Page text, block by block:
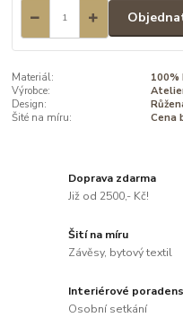
Materiál:
100%
Výrobce:
Design:
Šité na míru:
Cena
Doprava zdarma
Již od 2500,- Kč!
Šití na míru
Závěsy, bytový textil
Interiérové
Osobní setkání